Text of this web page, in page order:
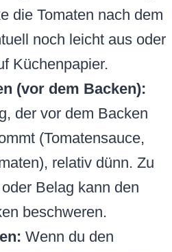
die Tomaten nach dem
noch leicht aus oder
Küchenpapier.
(vor dem Backen):
der vor dem Backen
(Tomatensauce,
relativ dünn. Zu
Belag kann den
beschweren.
Wenn du den